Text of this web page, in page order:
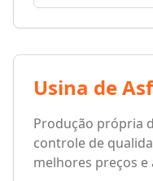
Usina de
Produção própria
controle de
melhores preços